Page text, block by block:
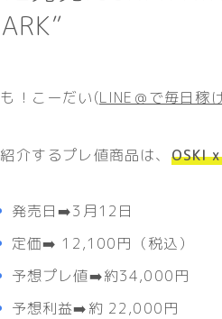
！こーだい(LINE＠で毎日稼
介するプレ値商品は、 OSKI
発売日➡️3月12日
定価➡️ 12,100円（税込）
予想プレ値➡️約34,000円
予想利益➡️約 22,000円